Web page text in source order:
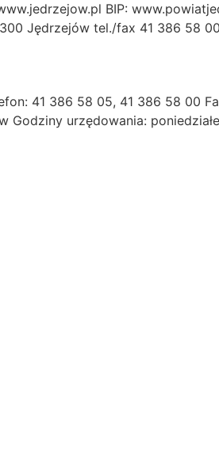
BIP:
Jędrzejów tel./fax 41 386 58
41 386 58 05, 41 386 58 00
urzędowania: